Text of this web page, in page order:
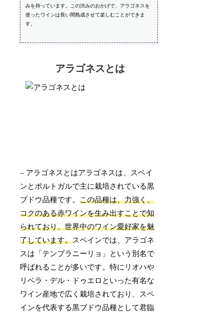
みを持っています。この渋みのおかげで、アラゴネスを
使ったワインは長い間熟成させて楽しむことができま
す。
アラゴネスとは
– アラゴネスとはアラゴネスは、スペイ
ンとポルトガルで主に栽培されている黒
ブドウ品種です。この品種は、力強く、
コクのある赤ワインを生み出すことで知
られており、世界中のワイン愛好家を魅
了しています。スペインでは、アラゴネ
スは「テンプラニーリョ」という別名で
呼ばれることが多いです。特にリオハや
リベラ・デル・ドゥエロといった有名な
ワイン産地で広く栽培されており、スペ
インを代表する黒ブドウ品種として君臨